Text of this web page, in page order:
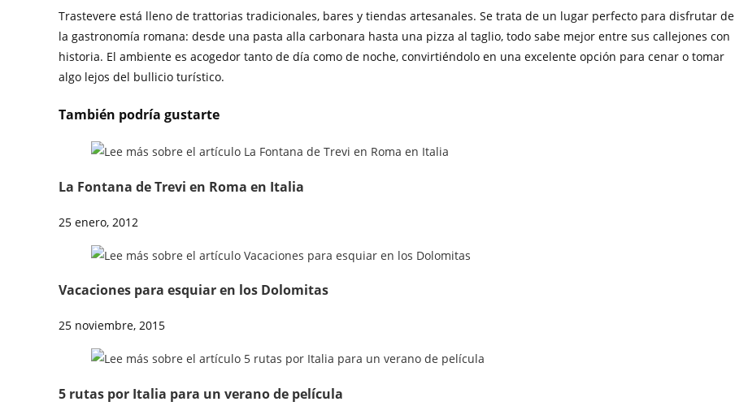
Trastevere está lleno de trattorias tradicionales, bares y tiendas artesanales. Se trata de un lugar perfecto para disfrutar de
la gastronomía romana: desde una pasta alla carbonara hasta una pizza al taglio, todo sabe mejor entre sus callejones con
historia. El ambiente es acogedor tanto de día como de noche, convirtiéndolo en una excelente opción para cenar o tomar
algo lejos del bullicio turístico.
También podría gustarte
La Fontana de Trevi en Roma en Italia
25 enero, 2012
Vacaciones para esquiar en los Dolomitas
25 noviembre, 2015
5 rutas por Italia para un verano de película